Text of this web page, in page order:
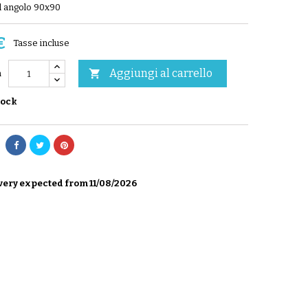
angolo 90x90
Tasse incluse
 Aggiungi al carrello
expected from 11/08/2026